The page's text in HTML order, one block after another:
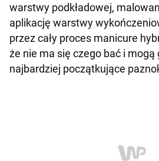
warstwy podkładowej,
aplikację warstwy
przez cały proces manicure
że nie ma się czego bać i
najbardziej początkujące